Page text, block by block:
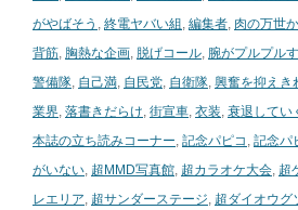
がやばそう , 終電ヤバい組, 編集者, 肉の万世
背筋, 胸熱な企画, 脱げコール, 腕がプルプル
警備隊, 自己満, 自民党, 自衛隊, 興奮を抑えき
業界, 落書きだらけ, 街宣車, 衣装, 衰退してい
本誌の立ち読みコーナー, 記念パピコ , 記念パ
がいない, 超MMD写真館, 超カラオケ大会, 超
レエリア, 超サンダーステージ, 超ダイオウグ